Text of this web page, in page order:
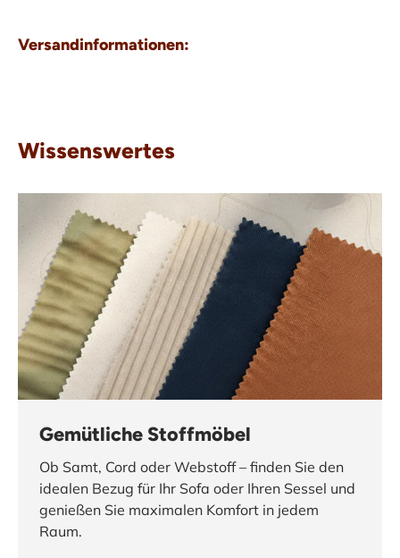
Versandinformationen:
Wissenswertes
Gemütliche Stoffmöbel
Ob Samt, Cord oder Webstoff – finden Sie den
idealen Bezug für Ihr Sofa oder Ihren Sessel und
genießen Sie maximalen Komfort in jedem
Raum.